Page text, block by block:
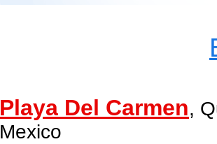
Playa Del Carmen,
Mexico